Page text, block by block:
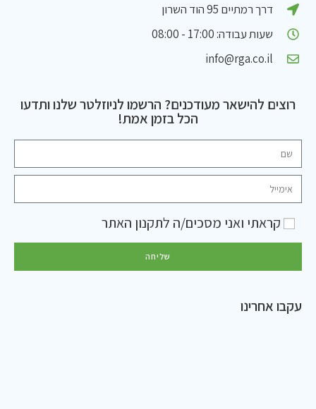
דרך רמתיים 95 הוד השרון
שעות עבודה: 17:00 - 08:00
info@rga.co.il
רוצים להישאר מעודכנים? הרשמו לניוזלטר שלנו ותדעו
הכל בזמן אמת!
קראתי ואני מסכים/ה לתקנון האתר
שליחה
עקבו אחרינו